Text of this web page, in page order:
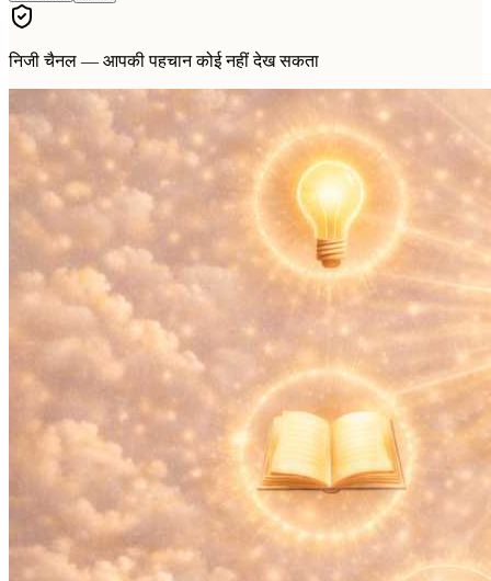
निजी चैनल — आपकी पहचान कोई नहीं देख सकता